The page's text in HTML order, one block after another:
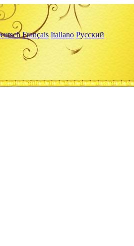
Français Italiano Русский